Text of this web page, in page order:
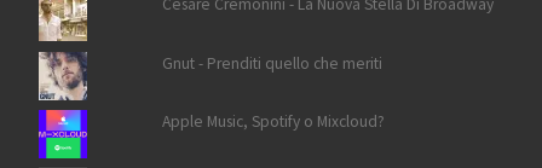
Cesare Cremonini - La Nuova Stella Di Broadway
Gnut - Prenditi quello che meriti
Apple Music, Spotify o Mixcloud?